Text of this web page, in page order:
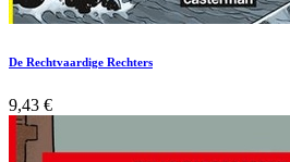
De Rechtvaardige Rechters
9,43 €